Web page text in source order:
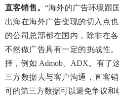
直客销售。 “海外的广告环境跟
出海在海外广告变现的切入点
的公司总部都在国内，除非在
不然做广告具有一定的挑战性
择，例如 Admob、ADX。有了
三方数据去与客户沟通，直客
可的第三方数据可以避免争议和